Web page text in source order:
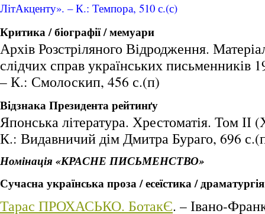
ЛітАкценту». – К.: Темпора, 510 с.(с)
Критика / біографії / мемуари
Архів Розстріляного Відродження.
слідчих справ українських письменників
– К.: Смолоскип, 456 с.(п)
Відзнака Президента рейтинґу
Японська література. Хрестоматія. Том
К.: Видавничий дім Дмитра Бураго, 696
Номінація «КРАСНЕ ПИСЬМЕНСТВО»
Сучасна українська проза / есеїстика / драматургія
Тарас ПРОХАСЬКО. БотакЄ. – Івано-